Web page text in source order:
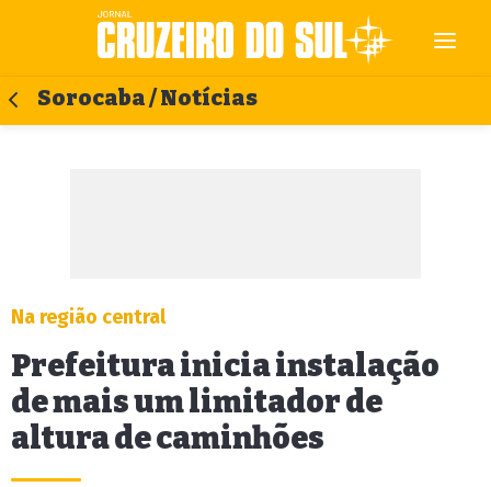
Sorocaba / Notícias
Na região central
Prefeitura inicia instalação
de mais um limitador de
altura de caminhões